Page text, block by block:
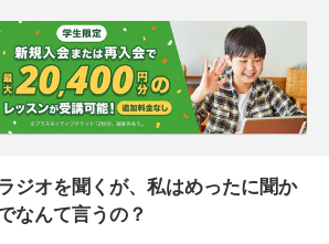
ジオを聞くが、私はめったに聞か
なんて言うの？